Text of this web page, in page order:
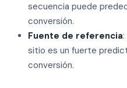
secuencia puede
conversión.
Fuente de referencia
sitio es un fuerte
conversión.